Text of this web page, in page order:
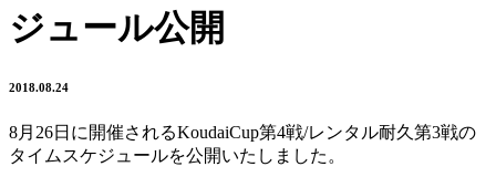
ジュール公開
2018.08.24
8月26日に開催されるKoudaiCup第4戦/レンタル耐久第3戦の
タイムスケジュールを公開いたしました。